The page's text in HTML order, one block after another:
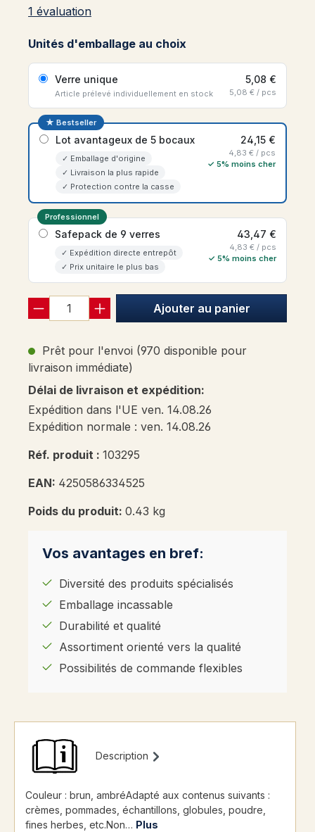
Note moyenne de 5 sur 5 étoiles
1 évaluation
Unités d'emballage au choix
Verre unique
Article prélevé individuellement en stock
5,08 €
5,08 € / pcs
★ Bestseller
Lot avantageux de 5 bocaux
✓ Emballage d'origine
✓ Livraison la plus rapide
✓ Protection contre la casse
24,15 €
4,83 € / pcs
✓ 5% moins cher
Professionnel
Safepack de 9 verres
✓ Expédition directe entrepôt
✓ Prix unitaire le plus bas
43,47 €
4,83 € / pcs
✓ 5% moins cher
Ajouter au panier
Prêt pour l'envoi (970 disponible pour
livraison immédiate)
Délai de livraison et expédition:
Expédition dans l'UE ven. 14.08.26
Expédition normale : ven. 14.08.26
Réf. produit : 103295
EAN: 4250586334525
Poids du produit: 0.43 kg
Vos avantages en bref:
Diversité des produits spécialisés
Emballage incassable
Durabilité et qualité
Assortiment orienté vers la qualité
Possibilités de commande flexibles
Description
Couleur : brun, ambréAdapté aux contenus suivants :
crèmes, pommades, échantillons, globules, poudre,
fines herbes, etc.Non… Plus